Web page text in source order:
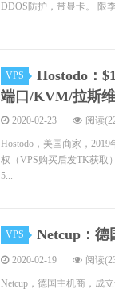
DDOS防护，带显卡。 限
VPS
Hostodo：
端口/KVM/拉斯
2020-02-23 阅读
Hostodo，美国商家，
权（VPS购买后发TK获取
5...
VPS Netcup：
2020-02-19 阅读
Netcup，德国主机商，成